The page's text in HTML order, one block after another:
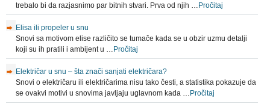
trebalo bi da razjasnimo par bitnih stvari. Prva od njih … Pročitaj
Elisa ili propeler u snu
Snovi sa motivom elise različito se tumače kada se u obzir uzmu detalji
koji su ih pratili i ambijent u … Pročitaj
Električar u snu – šta znači sanjati električara?
Snovi o električaru ili električarima nisu tako česti, a statistika pokazuje da
se ovakvi motivi u snovima javljaju uglavnom kada … Pročitaj